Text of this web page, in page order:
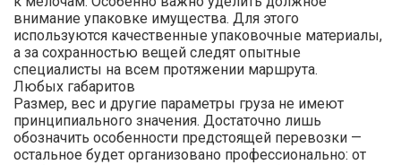
внимание упаковке имущества. Для этого
используются качественные упаковочные материалы,
а за сохранностью вещей следят опытные
специалисты на всем протяжении маршрута.
Любых габаритов
Размер, вес и другие параметры груза не имеют
принципиального значения. Достаточно лишь
обозначить особенности предстоящей перевозки —
остальное будет организовано профессионально: от